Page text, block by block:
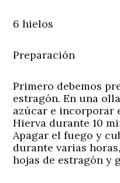
6 hielos
Preparación
Primero debemos
estragón. En una
azúcar e incorporar
Hierva durante 10
Apagar el fuego y
durante varias
hojas de estragón y